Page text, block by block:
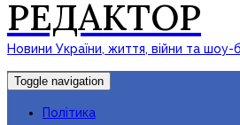
РЕДАКТОР
Новини України, життя, війни та шоу-
Toggle navigation
Політика